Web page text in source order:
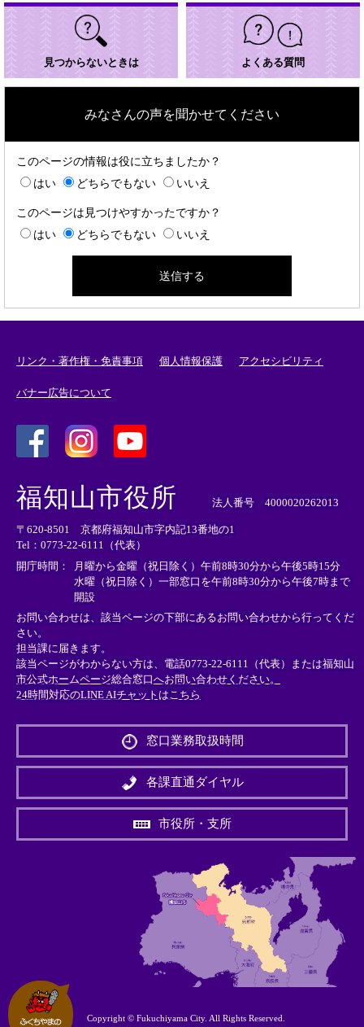
見つからないときは よくある質問
みなさんの声を聞かせてください
このページの情報は役に立ちましたか？
はい
どちらでもない いいえ
このページは見つけやすかったですか？
はい
どちらでもない いいえ
リンク・著作権・免責事項 個人情報保護 アクセシビリティ
バナー広告について
外
部
リ
ン
ク
＞
外
リ
ン
ク
＞
外
部
ン
ク
＞
福知山市役所 法人番号 4000020262013
〒620-8501 京都府福知山市字内記13番地の1
Tel：0773-22-6111（代表）
開庁時間： 月曜から金曜（祝日除く）午前8時30分から午後5時15分
水曜（祝日除く）一部窓口を午前8時30分から午後7時まで
開設
お問い合わせは、該当ページの下部にあるお問い合わせから行ってくだ
さい。
担当課に届きます。
該当ページがわからない方は、電話0773-22-6111（代表）または福知山
市公式ホームページ総合窓口へお問い合わせください。
24時間対応のLINE AIチャットはこちら
外
リ
ン
＞
窓口業務取扱時間
各課直通ダイヤル
市役所・支所
Copyright © Fukuchiyama City. All Rights Reserved.